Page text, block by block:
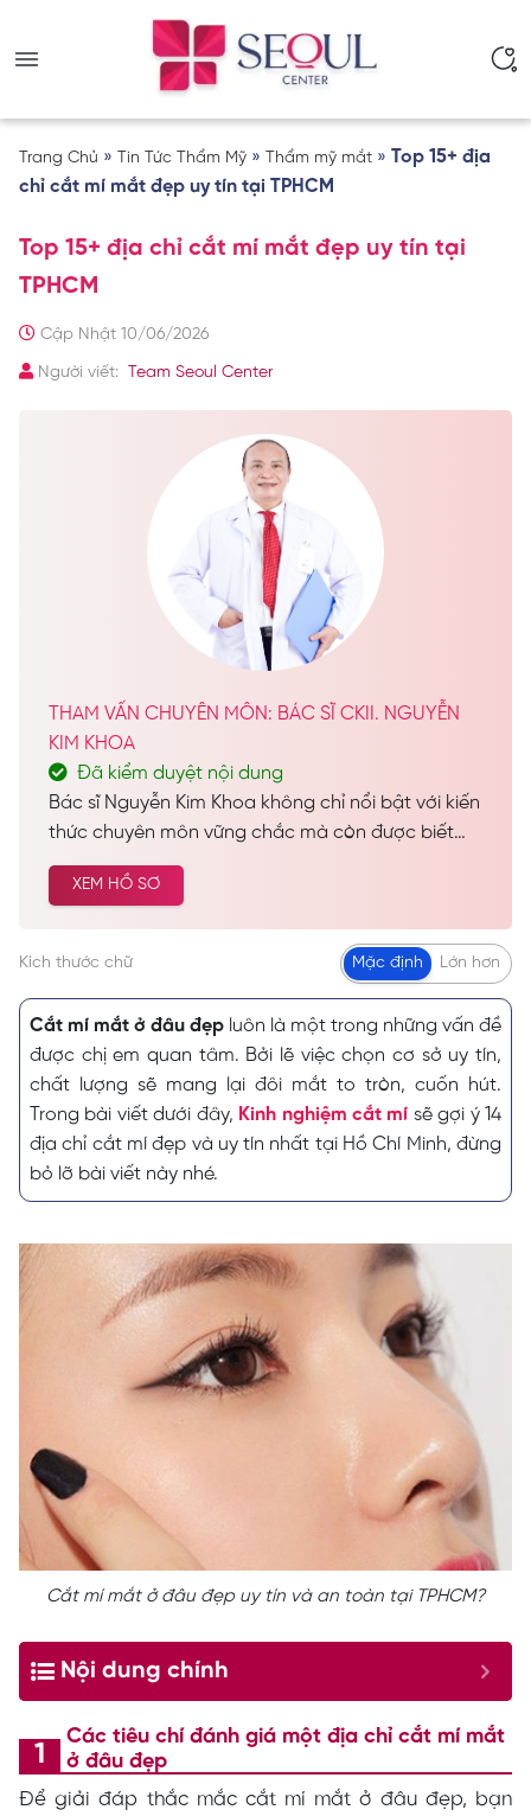
Trang Chủ » Tin Tức Thẩm Mỹ » Thẩm mỹ mắt » Top 15+ địa
chỉ cắt mí mắt đẹp uy tín tại TPHCM
Top 15+ địa chỉ cắt mí mắt đẹp uy tín tại
TPHCM
Cập Nhật 10/06/2026
Người viết: Team Seoul Center
THAM VẤN CHUYÊN MÔN: BÁC SĨ CKII. NGUYỄN
KIM KHOA
Đã kiểm duyệt nội dung
Bác sĩ Nguyễn Kim Khoa không chỉ nổi bật với kiến
thức chuyên môn vững chắc mà còn được biết
đến như một vị bác sĩ đầy tâm huyết, luôn tận
tâm vì lợi ích và sự hài lòng của bệnh nhân. Hiện
Trưởng Khoa Thẩm Mỹ tại Seoul Center, đồng thời
giữ vị trí quan trọng tại Khoa Thẩm Mỹ của Bệnh
viện Da Liễu TP.HCM.
XEM HỒ SƠ
Kích thước chữ Mặc định Lớn hơn
Cắt mí mắt ở đâu đẹp luôn là một trong những vấn đề
được chị em quan tâm. Bởi lẽ việc chọn cơ sở uy tín,
chất lượng sẽ mang lại đôi mắt to tròn, cuốn hút.
Trong bài viết dưới đây, Kinh nghiệm cắt mí sẽ gợi ý 14
địa chỉ cắt mí đẹp và uy tín nhất tại Hồ Chí Minh, đừng
bỏ lỡ bài viết này nhé.
Cắt mí mắt ở đâu đẹp uy tín và an toàn tại TPHCM?
Nội dung chính
Các tiêu chí đánh giá một địa chỉ cắt mí mắt
ở đâu đẹp
Để giải đáp thắc mắc cắt mí mắt ở đâu đẹp, bạn